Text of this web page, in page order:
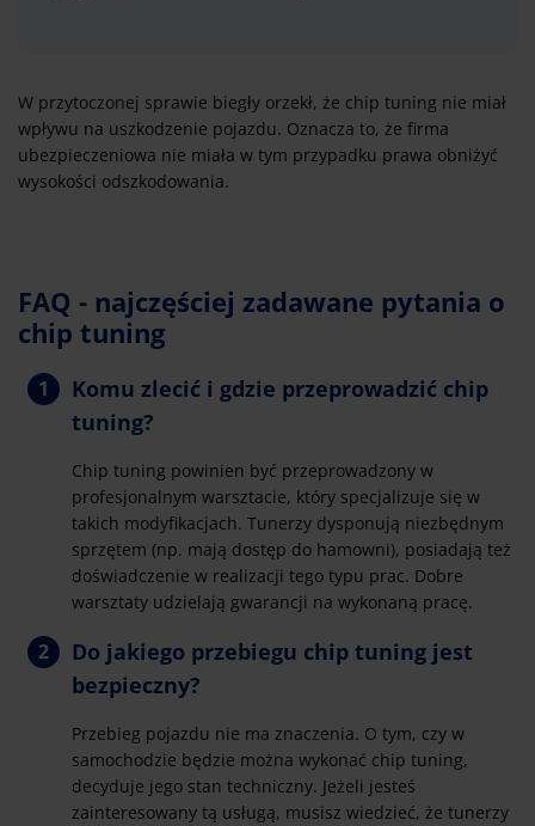
W przytoczonej sprawie biegły orzekł, że chip tuning nie miał
wpływu na uszkodzenie pojazdu. Oznacza to, że firma
ubezpieczeniowa nie miała w tym przypadku prawa obniżyć
wysokości odszkodowania.
FAQ - najczęściej zadawane pytania o
chip tuning
Komu zlecić i gdzie przeprowadzić chip
tuning?
Chip tuning powinien być przeprowadzony w
profesjonalnym warsztacie, który specjalizuje się w
takich modyfikacjach. Tunerzy dysponują niezbędnym
sprzętem (np. mają dostęp do hamowni), posiadają też
doświadczenie w realizacji tego typu prac. Dobre
warsztaty udzielają gwarancji na wykonaną pracę.
Do jakiego przebiegu chip tuning jest
bezpieczny?
Przebieg pojazdu nie ma znaczenia. O tym, czy w
samochodzie będzie można wykonać chip tuning,
decyduje jego stan techniczny. Jeżeli jesteś
zainteresowany tą usługą, musisz wiedzieć, że tunerzy